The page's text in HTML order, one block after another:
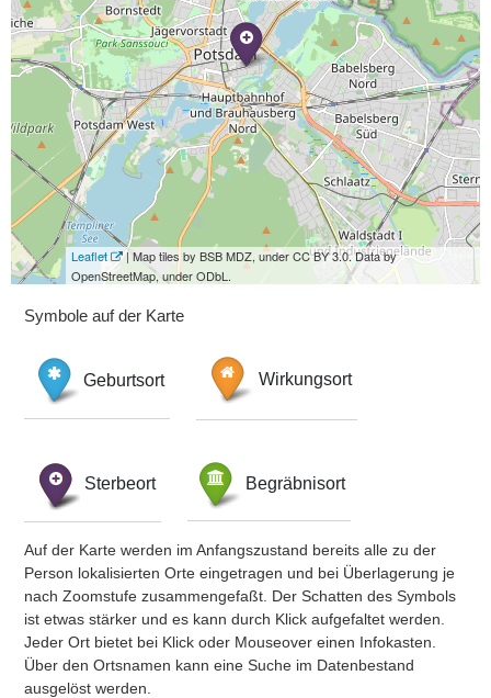
Leaflet
| Map tiles by BSB MDZ, under CC BY 3.0. Data by
OpenStreetMap, under ODbL.
Symbole auf der Karte
Geburtsort Wirkungsort
Sterbeort Begräbnisort
Auf der Karte werden im Anfangszustand bereits alle zu der
Person lokalisierten Orte eingetragen und bei Überlagerung je
nach Zoomstufe zusammengefaßt. Der Schatten des Symbols
ist etwas stärker und es kann durch Klick aufgefaltet werden.
Jeder Ort bietet bei Klick oder Mouseover einen Infokasten.
Über den Ortsnamen kann eine Suche im Datenbestand
ausgelöst werden.